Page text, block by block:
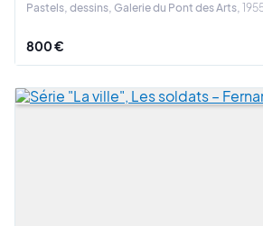
Pastels, dessins, Galerie du Pont des Arts
800 €